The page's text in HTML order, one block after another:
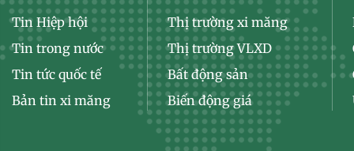
Tin Hiệp hội
Tin trong nước
Tin tức quốc tế
Bản tin xi măng
Thị trường xi măng
Thị trường VLXD
Bất động sản
Biến động giá